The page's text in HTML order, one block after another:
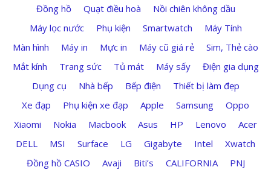
Đồng hồ
Quạt điều hoà
Nồi chiên không dầu
Máy lọc nước
Phụ kiện Smartwatch
Máy Tính
Màn hình
Máy in Mực in Máy cũ giá rẻ
Sim, Thẻ cào
Mắt kính
Trang sức Tủ mát Máy sấy
Điện gia dụng
Dụng cụ
Nhà bếp Bếp điện
Thiết bị làm đẹp
Xe đạp
Phụ kiện xe đạp Apple Samsung
Oppo
Xiaomi
Nokia Macbook Asus HP Lenovo
Acer
DELL
MSI Surface LG Gigabyte Intel
Xwatch
Đồng hồ CASIO
Avaji Biti’s CALIFORNIA PNJ